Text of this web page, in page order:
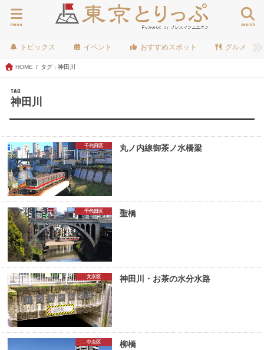
search
menu
トピックス イベント おすすめスポット グルメ
HOME タグ : 神田川
TAG
神田川
千代田区 丸ノ内線御茶ノ水橋梁
千代田区 聖橋
文京区 神田川・お茶の水分水路
中央区 柳橋